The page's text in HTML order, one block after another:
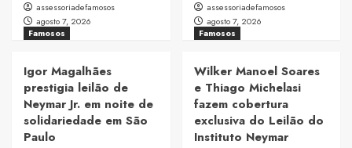
assessoriadefamosos
agosto 7, 2026
assessoriadefamosos
agosto 7, 2026
Famosos
Igor Magalhães
prestigia leilão de
Neymar Jr. em noite de
solidariedade em São
Paulo
Famosos
Wilker Manoel Soares
e Thiago Michelasi
fazem cobertura
exclusiva do Leilão do
Instituto Neymar